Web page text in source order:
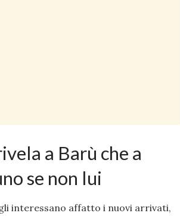
a Barù che a
se non lui
interessano affatto i nuovi arrivati,